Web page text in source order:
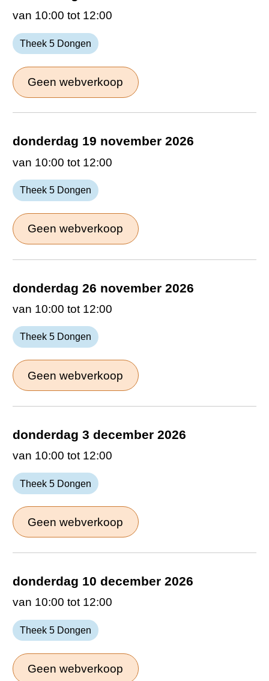
van 10:00 tot 12:00
Theek 5 Dongen
Geen webverkoop
donderdag 19 november 2026
van 10:00 tot 12:00
Theek 5 Dongen
Geen webverkoop
donderdag 26 november 2026
van 10:00 tot 12:00
Theek 5 Dongen
Geen webverkoop
donderdag 3 december 2026
van 10:00 tot 12:00
Theek 5 Dongen
Geen webverkoop
donderdag 10 december 2026
van 10:00 tot 12:00
Theek 5 Dongen
Geen webverkoop